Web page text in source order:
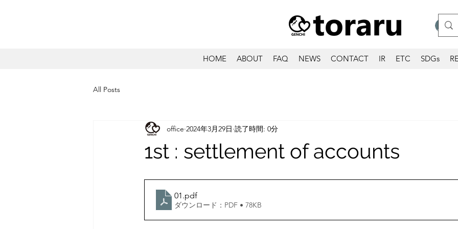
HOME ABOUT FAQ NEWS CONTACT IR ETC SDGs
All Posts
1st : settlement of accounts
office 2024年3月29日 読了時間: 0分
01.pdf
ダウンロード：PDF • 78KB